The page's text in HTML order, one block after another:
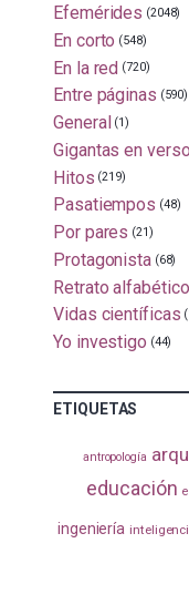
Efemérides (2048)
En corto (548)
En la red (720)
Entre páginas (590)
General (1)
Gigantas en verso
Hitos (219)
Pasatiempos (48)
Por pares (21)
Protagonista (68)
Retrato alfabético
Vidas científicas
Yo investigo (44)
ETIQUETAS
antropología
educación
ingeniería